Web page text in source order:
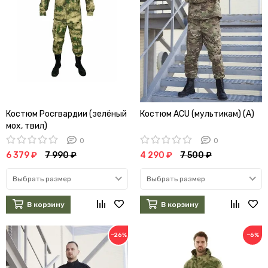
Костюм Росгвардии (зелёный
мох, твил)
0
6 379 ₽ 7 990 ₽
Выбрать размер
В корзину
Костюм ACU (мультикам) (А)
0
4 290 ₽ 7 500 ₽
Выбрать размер
В корзину
−26% −6%